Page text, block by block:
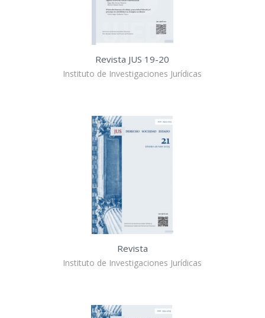
Revista JUS 19-20
Instituto de Investigaciones Jurídicas
Revista
Instituto de Investigaciones Jurídicas